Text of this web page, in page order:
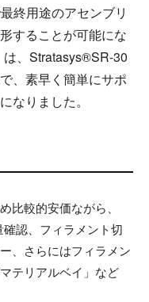
終用途のアセンブリ
することが可能にな
、Stratasys®SR-30
、素早く簡単にサポ
なりました。
比較的安価ながら、
認、フィラメント切
、さらにはフィラメン
テリアルベイ」など